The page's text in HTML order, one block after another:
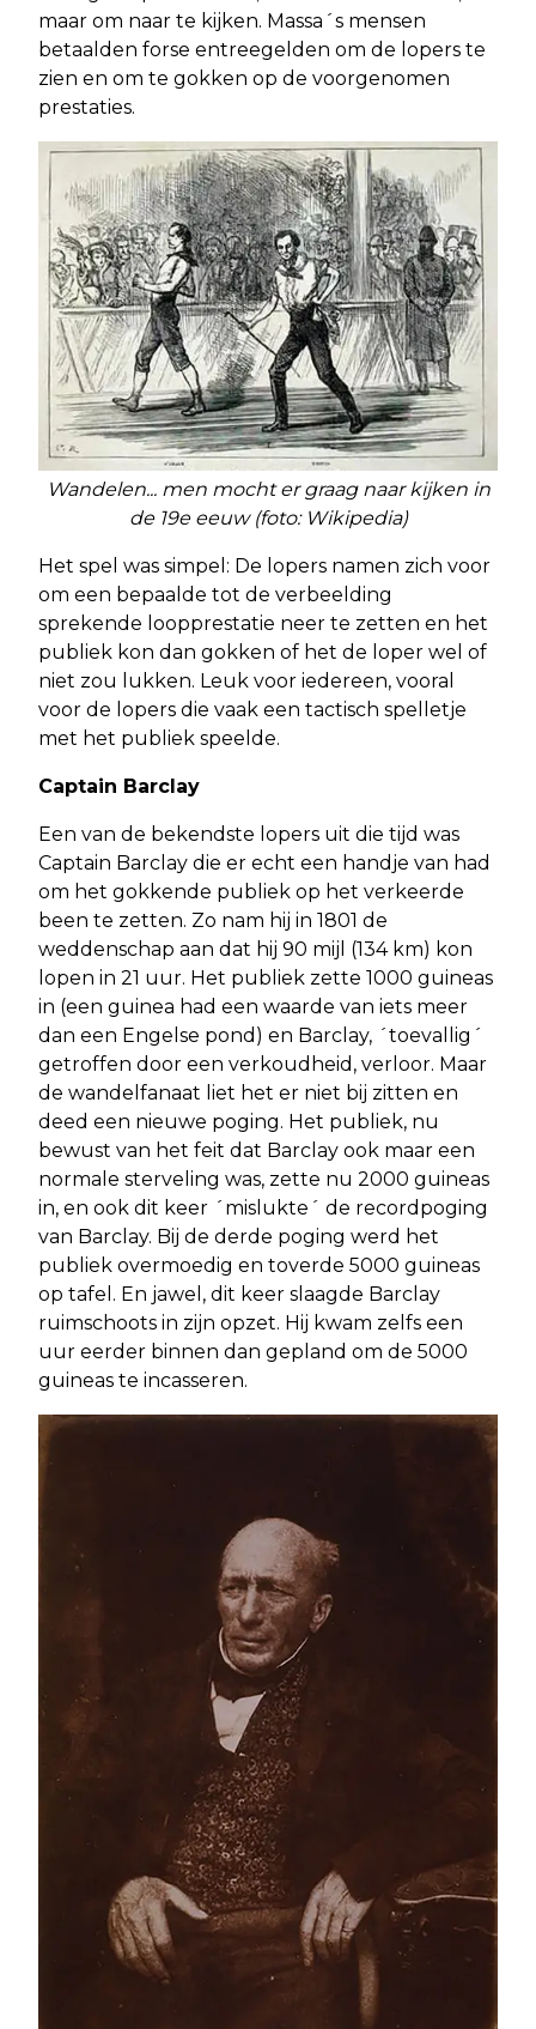
maar om naar te kijken. Massa´s mensen
betaalden forse entreegelden om de lopers te
zien en om te gokken op de voorgenomen
prestaties.
Wandelen... men mocht er graag naar kijken in
de 19e eeuw (foto: Wikipedia)
Het spel was simpel: De lopers namen zich voor
om een bepaalde tot de verbeelding
sprekende loopprestatie neer te zetten en het
publiek kon dan gokken of het de loper wel of
niet zou lukken. Leuk voor iedereen, vooral
voor de lopers die vaak een tactisch spelletje
met het publiek speelde.
Captain Barclay
Een van de bekendste lopers uit die tijd was
Captain Barclay die er echt een handje van had
om het gokkende publiek op het verkeerde
been te zetten. Zo nam hij in 1801 de
weddenschap aan dat hij 90 mijl (134 km) kon
lopen in 21 uur. Het publiek zette 1000 guineas
in (een guinea had een waarde van iets meer
dan een Engelse pond) en Barclay, ´toevallig´
getroffen door een verkoudheid, verloor. Maar
de wandelfanaat liet het er niet bij zitten en
deed een nieuwe poging. Het publiek, nu
bewust van het feit dat Barclay ook maar een
normale sterveling was, zette nu 2000 guineas
in, en ook dit keer ´mislukte´ de recordpoging
van Barclay. Bij de derde poging werd het
publiek overmoedig en toverde 5000 guineas
op tafel. En jawel, dit keer slaagde Barclay
ruimschoots in zijn opzet. Hij kwam zelfs een
uur eerder binnen dan gepland om de 5000
guineas te incasseren.